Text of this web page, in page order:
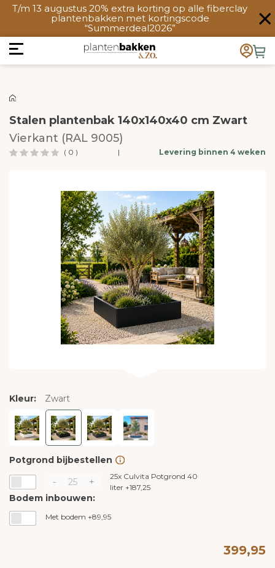
T/m 13 augustus 20% extra korting op alle fiberclay
plantenbakken met kortingscode
“Summerdeal2026”
Stalen plantenbak 140x140x40 cm Zwart
Vierkant (RAL 9005)
( 0 ) | Levering binnen 4 weken
Kleur: Zwart
Potgrond bijbestellen
-
+ 25x Culvita Potgrond 40
liter +187,25
Bodem inbouwen:
Met bodem +89,95
399,95